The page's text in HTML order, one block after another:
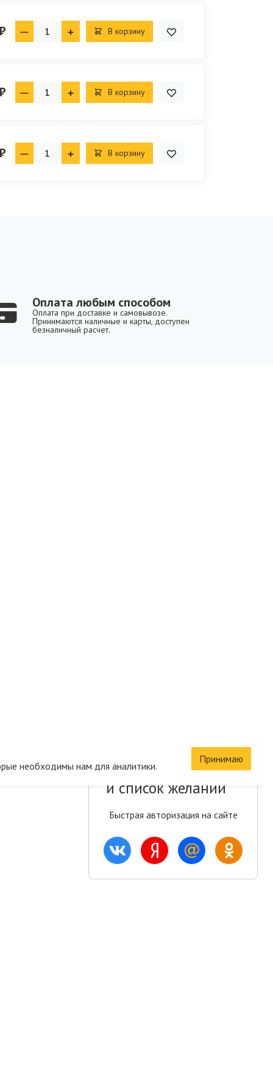
В корзину
В корзину
В корзину
Оплата любым способом
Оплата при доставке и самовывозе.
Принимаются наличные и карты, доступен
безналичный расчет.
Сохраните корзину
и список желаний
Быстрая авторизация на сайте
необходимы нам для аналитики.
Принимаю